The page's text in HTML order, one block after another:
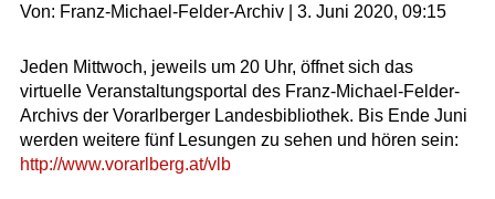
Von: Franz-Michael-Felder-Archiv | 3. Juni 2020, 09:15
Jeden Mittwoch, jeweils um 20 Uhr, öffnet sich das
virtuelle Veranstaltungsportal des Franz-Michael-Felder-
Archivs der Vorarlberger Landesbibliothek. Bis Ende Juni
werden weitere fünf Lesungen zu sehen und hören sein:
http://www.vorarlberg.at/vlb